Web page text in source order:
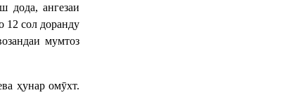
дода, ангезаи
12 сол доранду
мумтоз
ҳунар омӯхт.